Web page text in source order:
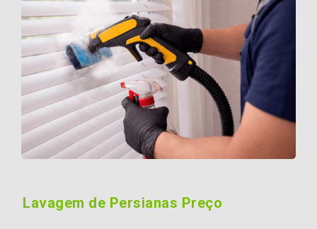
Lavagem de Persianas Preço